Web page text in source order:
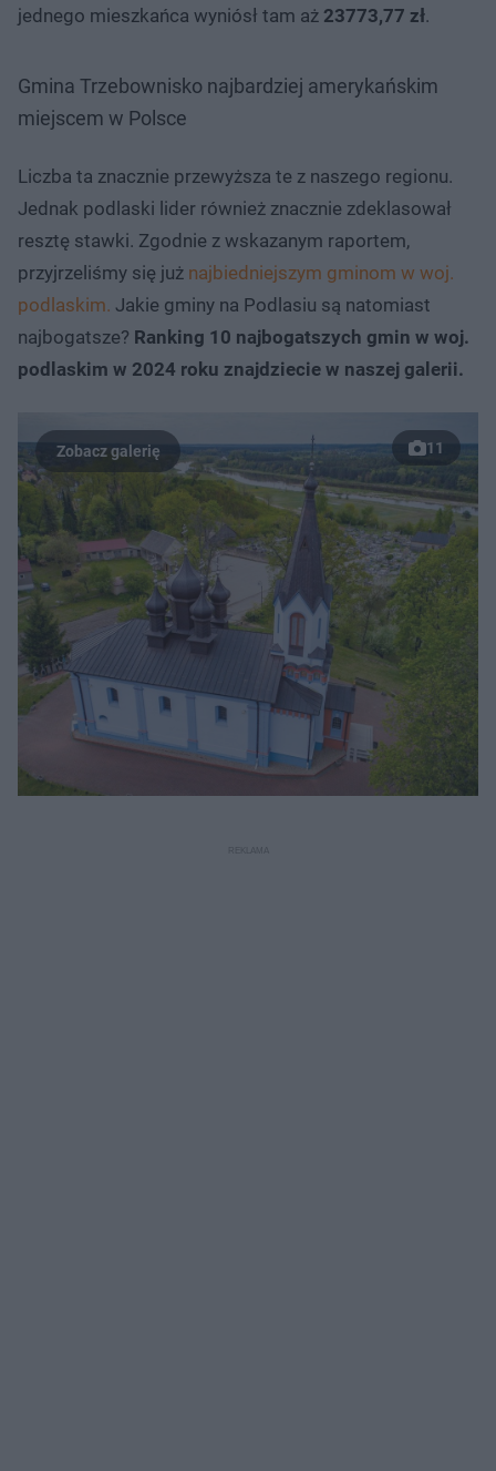
jednego mieszkańca wyniósł tam aż 23773,77 zł.
Gmina Trzebownisko najbardziej amerykańskim
miejscem w Polsce
Liczba ta znacznie przewyższa te z naszego regionu.
Jednak podlaski lider również znacznie zdeklasował
resztę stawki. Zgodnie z wskazanym raportem,
przyjrzeliśmy się już najbiedniejszym gminom w woj.
podlaskim. Jakie gminy na Podlasiu są natomiast
najbogatsze? Ranking 10 najbogatszych gmin w woj.
podlaskim w 2024 roku znajdziecie w naszej galerii.
11